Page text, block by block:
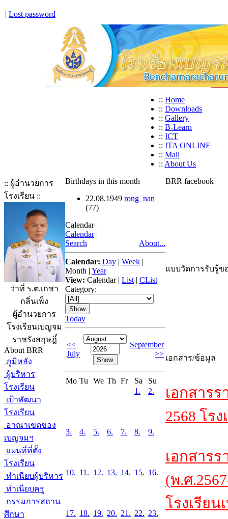
| Lost password
:: Home
:: Downloads
:: Gallery
:: B-Learn
:: ICT
:: ITA ONLINE
:: Mail
:: About Us
:: ผู้อำนวยการ
โรงเรียน ::
ว่าที่ ร.ต.เกชา
กลิ่นเพ็ง
ผู้อำนวยการ
โรงเรียนเบญจม
ราชรังสฤษฎิ์
About BRR
ภูมิหลัง
ผู้บริหาร
โรงเรียน
เป้าพัฒนา
โรงเรียน
อาณาเขตของ
เบญจมฯ
แผนที่ที่ตั้ง
โรงเรียน
ทำเนียบผู้บริหาร
ทำเนียบครู
กรรมการสถาน
ศึกษา
Birthdays in this month
22.08.1949 rong_nan
(77)
Calendar
Calendar |
Search
About...
Calendar: Day | Week |
Month | Year
View: Calendar| List | CList
Category:
Today
<<
July
September
>>
Mo Tu We Th Fr Sa
Su
1.
2.
3. 4. 5. 6. 7. 8. 9.
10. 11. 12. 13. 14. 15. 16.
17. 18. 19. 20. 21. 22. 23.
BRR facebook
แบบวัดการรับรู้ข
เอกสาร/ข้อมูล
เอกสาร
2568 โร
เอกสาร
(พ.ศ
โรงเรีย